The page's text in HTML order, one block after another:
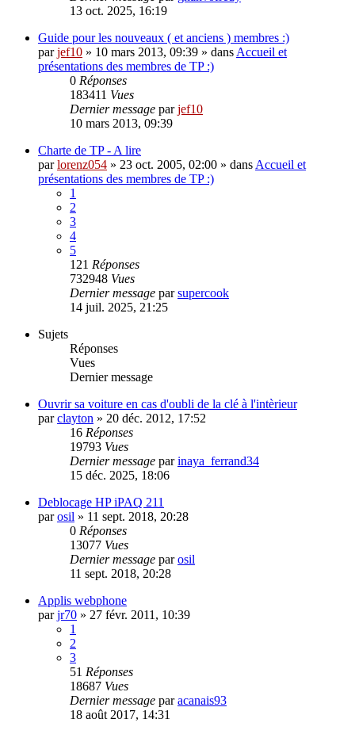
13 oct. 2025, 16:19
Guide pour les nouveaux ( et anciens ) membres :)
parjef10 » 10 mars 2013, 09:39 » dans Accueil et
présentations des membres de TP :)
0 Réponses
183411 Vues
Dernier message parjef10
10 mars 2013, 09:39
Charte de TP - A lire
parlorenz054 » 23 oct. 2005, 02:00 » dans Accueil et
présentations des membres de TP :)
1
2
3
4
5
121 Réponses
732948 Vues
Dernier message parsupercook
14 juil. 2025, 21:25
Sujets
Réponses
Vues
Dernier message
Ouvrir sa voiture en cas d'oubli de la clé à l'intèrieur
parclayton » 20 déc. 2012, 17:52
16 Réponses
19793 Vues
Dernier message parinaya_ferrand34
15 déc. 2025, 18:06
Deblocage HP iPAQ 211
parosil » 11 sept. 2018, 20:28
0 Réponses
13077 Vues
Dernier message parosil
11 sept. 2018, 20:28
Applis webphone
parjr70 » 27 févr. 2011, 10:39
1
2
3
51 Réponses
18687 Vues
Dernier message paracanais93
18 août 2017, 14:31